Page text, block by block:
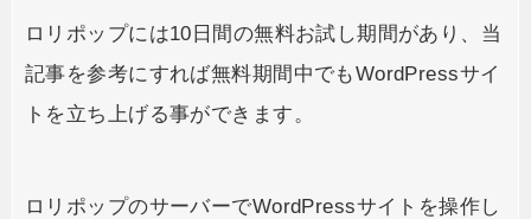
ロリポップには10日間の無料お試し期間があり、当
記事を参考にすれば無料期間中でもWordPressサイ
トを立ち上げる事ができます。
ロリポップのサーバーでWordPressサイトを操作し